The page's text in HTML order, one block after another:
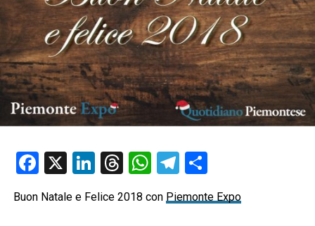
Facebook
X LinkedIn
Threads
WhatsApp
Telegram
Condividi
Buon Natale e Felice 2018 con Piemonte Expo